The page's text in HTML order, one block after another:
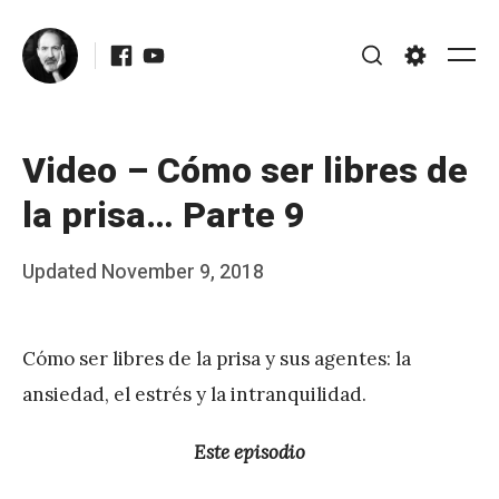
content
Facebook
Youtube
Video – Cómo ser libres de
la prisa… Parte 9
Posted
Updated November 9, 2018
b
J
A
Cómo ser libres de la prisa y sus agentes: la
ansiedad, el estrés y la intranquilidad.
Este episodio